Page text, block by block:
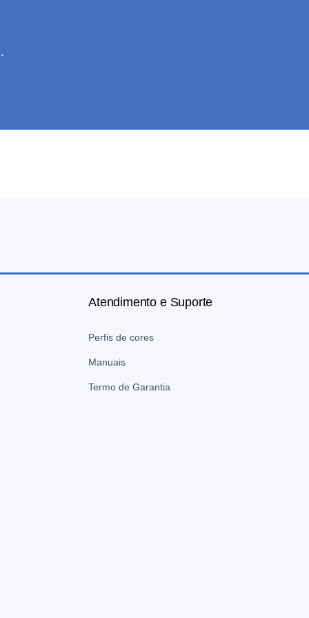
Atendimento e Suporte
Perfis de cores
Manuais
Termo de Garantia